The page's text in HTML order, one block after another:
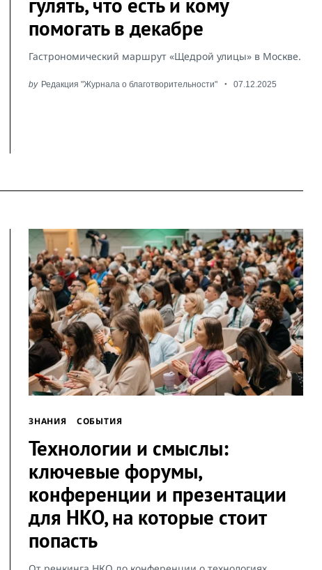
помогать в декабре
Гастрономический маршрут «Щедрой улицы» в Москве.
by Редакция "Журнала о благотворительности" 07.12.2025
ЗНАНИЯ СОБЫТИЯ
Технологии и смыслы:
ключевые форумы,
конференции и презентации
для НКО, на которые стоит
попасть